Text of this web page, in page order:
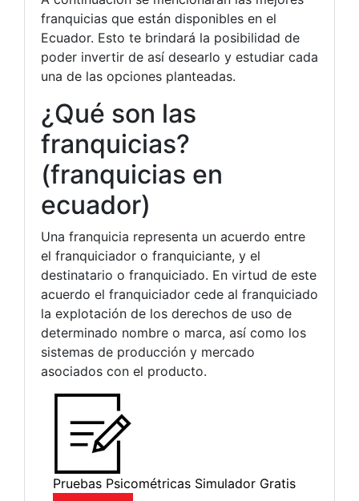
franquicias que están disponibles en el
Ecuador. Esto te brindará la posibilidad de
poder invertir de así desearlo y estudiar cada
una de las opciones planteadas.
¿Qué son las
franquicias?
(franquicias en
ecuador)
Una franquicia representa un acuerdo entre
el franquiciador o franquiciante, y el
destinatario o franquiciado. En virtud de este
acuerdo el franquiciador cede al franquiciado
la explotación de los derechos de uso de
determinado nombre o marca, así como los
sistemas de producción y mercado
asociados con el producto.